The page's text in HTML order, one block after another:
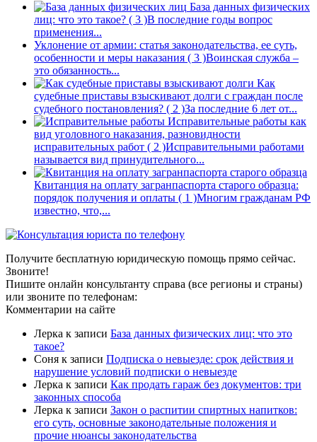
База данных физических
лиц: что это такое? ( 3 )В последние годы вопрос
применения...
Уклонение от армии: статья законодательства, ее суть,
особенности и меры наказания ( 3 )Воинская служба –
это обязанность...
Как
судебные приставы взыскивают долги с граждан после
судебного постановления? ( 2 )За последние 6 лет от...
Исправительные работы как
вид уголовного наказания, разновидности
исправительных работ ( 2 )Исправительными работами
называется вид принудительного...
Квитанция на оплату загранпаспорта старого образца:
порядок получения и оплаты ( 1 )Многим гражданам РФ
известно, что,...
Получите бесплатную юридическую помощь прямо сейчас.
Звоните!
Пишите онлайн консультанту справа (все регионы и страны)
или звоните по телефонам:
Комментарии на сайте
Лерка к записи База данных физических лиц: что это
такое?
Соня к записи Подписка о невыезде: срок действия и
нарушение условий подписки о невыезде
Лерка к записи Как продать гараж без документов: три
законных способа
Лерка к записи Закон о распитии спиртных напитков:
его суть, основные законодательные положения и
прочие нюансы законодательства